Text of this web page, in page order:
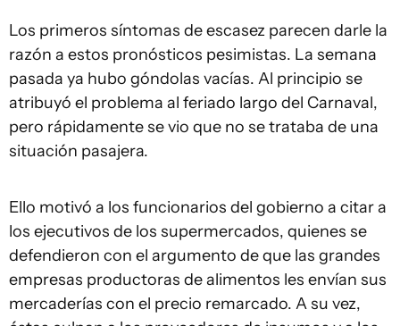
Los primeros síntomas de escasez parecen darle la
razón a estos pronósticos pesimistas. La semana
pasada ya hubo góndolas vacías. Al principio se
atribuyó el problema al feriado largo del Carnaval,
pero rápidamente se vio que no se trataba de una
situación pasajera.
Ello motivó a los funcionarios del gobierno a citar a
los ejecutivos de los supermercados, quienes se
defendieron con el argumento de que las grandes
empresas productoras de alimentos les envían sus
mercaderías con el precio remarcado. A su vez,